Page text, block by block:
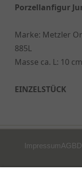
Porzellanfigur
Marke: Metzler
885L
Masse ca. L: 10
EINZELSTÜCK
ImpressumAGB